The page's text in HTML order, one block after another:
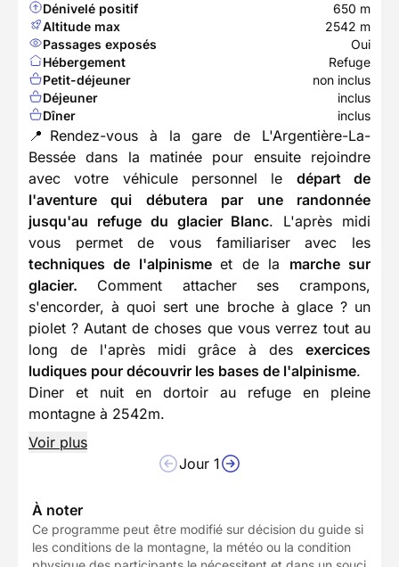
Dénivelé positif
650 m
Altitude max
2542 m
Passages exposés
Oui
Hébergement
Refuge
Petit-déjeuner
non inclus
Déjeuner
inclus
Dîner
inclus
📍Rendez-vous à la gare de L'Argentière-La-
Bessée dans la matinée pour ensuite rejoindre
avec votre véhicule personnel le départ de
l'aventure qui débutera par une randonnée
jusqu'au refuge du glacier Blanc. L'après midi
vous permet de vous familiariser avec les
techniques de l'alpinismeet de la marche sur
glacier. Comment attacher ses crampons,
s'encorder, à quoi sert une broche à glace ? un
piolet ? Autant de choses que vous verrez tout au
long de l'après midi grâce à des exercices
ludiques pour découvrir les bases de l'alpinisme.
Diner et nuit en dortoir au refuge en pleine
montagne à 2542m.
Voir plus
Jour 1
À noter
Ce programme peut être modifié sur décision du guide si
les conditions de la montagne, la météo ou la condition